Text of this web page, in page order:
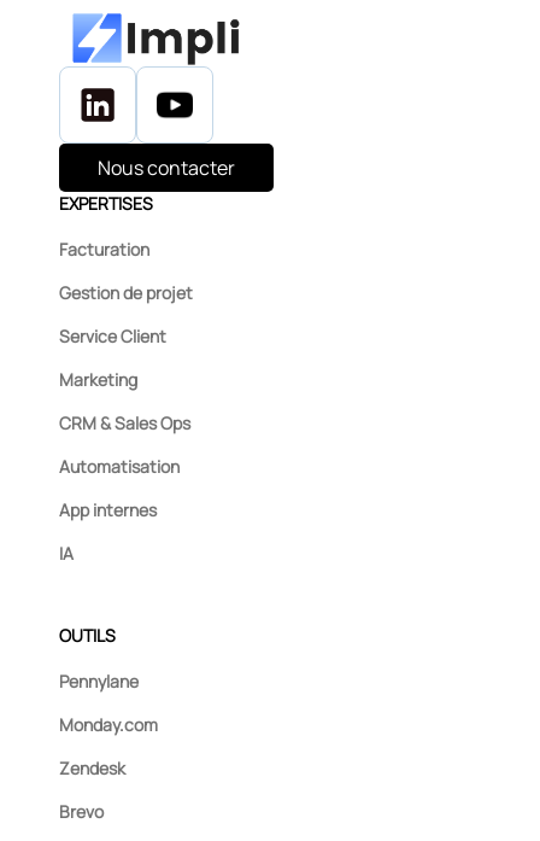
Nous contacter
EXPERTISES
Facturation
Gestion de projet
Service Client
Marketing
CRM & Sales Ops
Automatisation
App internes
IA
OUTILS
Pennylane
Monday.com
Zendesk
Brevo